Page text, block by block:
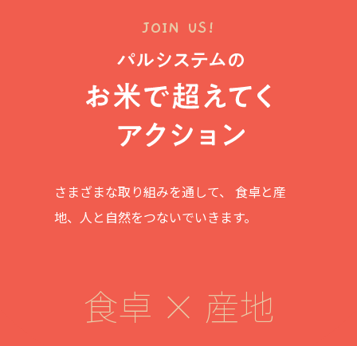
さまざまな取り組みを通して、
食卓と産
地、人と自然をつないでいきます。
食卓 × 産地